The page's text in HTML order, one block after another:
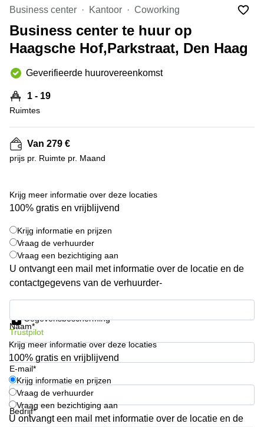
Hengelo
Hilversum
Hoofddorp
Deventer
Rotterdam
Tiel
Zwolle
Bodegraven-
Reeuwijk
Business
center
Arnhem
Business
Amsterdam
Westpoort
Business
center
Hilversum
Den
Haag
space
Breda
Coworking
Arnhem
Coworking
space
Hilversum
Coworking
space
Zwolle
Coworking
Haarlem
Business center Kantoor Coworking
Business center te huur op
Haagsche Hof,Parkstraat, Den Haag
Geverifieerde huurovereenkomst
1 - 19
Ruimtes
Van 279 €
prijs pr. Ruimte pr. Maand
Krijg meer informatie over deze locaties
100% gratis en vrijblijvend
Krijg informatie en prijzen
Vraag de verhuurder
Vraag een bezichtiging aan
U ontvangt een mail met informatie over de locatie en de
contactgegevens van de verhuurder-
Naam*
E-mail*
Bedrijf*
Gegevensbescherming
Trustpilot
Krijg meer informatie over deze locaties
100% gratis en vrijblijvend
Krijg informatie en prijzen
Vraag de verhuurder
Vraag een bezichtiging aan
U ontvangt een mail met informatie over de locatie en de